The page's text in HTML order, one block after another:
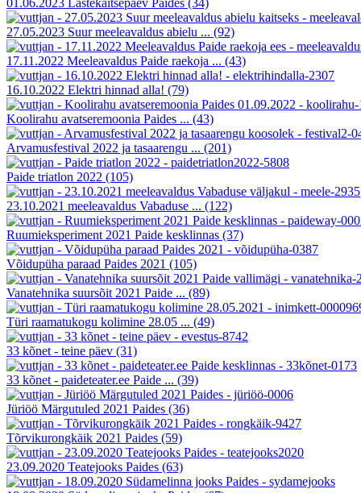
01.06.2023 Lastekaitsepäev Paides (34)
27.05.2023 Suur meeleavaldus abielu ... (92)
17.11.2022 Meeleavaldus Paide raekoja ... (43)
16.10.2022 Elektri hinnad alla! (79)
Koolirahu avatseremoonia Paides ... (43)
Arvamusfestival 2022 ja tasaarengu ... (201)
Paide triatlon 2022 (105)
23.10.2021 meeleavaldus Vabaduse ... (122)
Ruumieksperiment 2021 Paide kesklinnas (37)
Võidupüha paraad Paides 2021 (105)
Vanatehnika suursõit 2021 Paide ... (89)
Türi raamatukogu kolimine 28.05 ... (49)
33 kõnet - teine päev (31)
33 kõnet - paideteater.ee Paide ... (39)
Jüriöö Märgutuled 2021 Paides (36)
Tõrvikurongkäik 2021 Paides (59)
23.09.2020 Teatejooks Paides (63)